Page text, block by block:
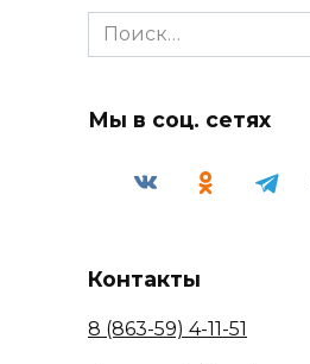
Search
for:
Мы в соц. сетях
Контакты
8 (863-59) 4-11-51